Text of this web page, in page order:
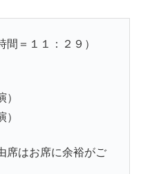
＝１１：２９）
席はお席に余裕がご